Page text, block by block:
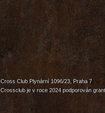
Cross Club Plynární 1096/23, Praha 7
Crossclub je v roce 2024 podporován